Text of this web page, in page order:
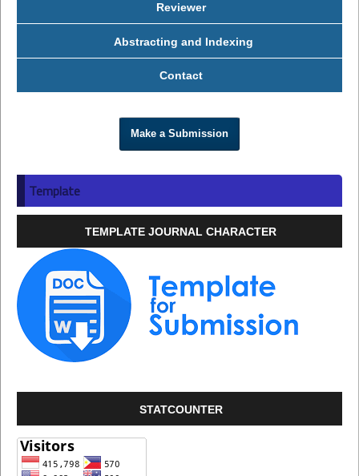
Reviewer
Abstracting and Indexing
Contact
Make a Submission
Template
TEMPLATE JOURNAL CHARACTER
STATCOUNTER